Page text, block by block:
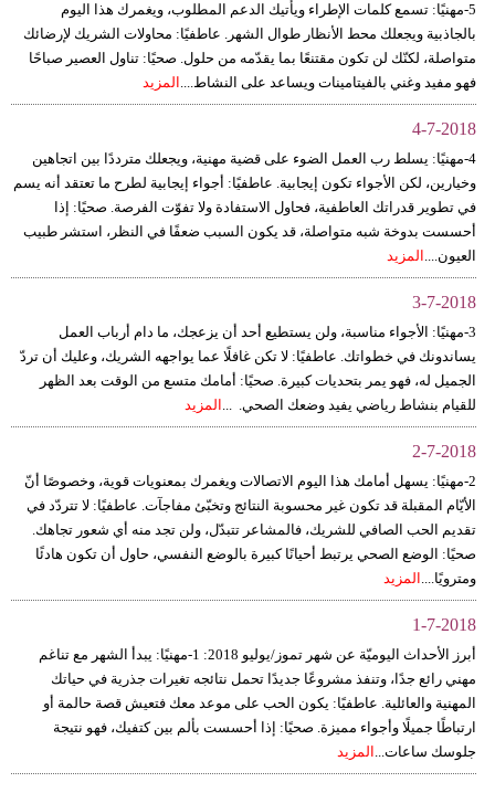
5-مهنيًا: تسمع كلمات الإطراء ويأتيك الدعم المطلوب، ويغمرك هذا اليوم
بالجاذبية ويجعلك محط الأنظار طوال الشهر. عاطفيًا: محاولات الشريك لإرضائك
متواصلة، لكنّك لن تكون مقتنعًا بما يقدّمه من حلول. صحيًا: تناول العصير صباحًا
فهو مفيد وغني بالفيتامينات ويساعد على النشاط.... المزيد
4-7-2018
4-مهنيًا: يسلط رب العمل الضوء على قضية مهنية، ويجعلك مترددًا بين اتجاهين
وخيارين، لكن الأجواء تكون إيجابية. عاطفيًا: أجواء إيجابية لطرح ما تعتقد أنه يسم
في تطوير قدراتك العاطفية، فحاول الاستفادة ولا تفوّت الفرصة. صحيًا: إذا
أحسست بدوخة شبه متواصلة، قد يكون السبب ضعفًا في النظر، استشر طبيب
العيون.... المزيد
3-7-2018
3-مهنيًا: الأجواء مناسبة، ولن يستطيع أحد أن يزعجك، ما دام أرباب العمل
يساندونك في خطواتك. عاطفيًا: لا تكن غافلًا عما يواجهه الشريك، وعليك أن تردّ
الجميل له، فهو يمر بتحديات كبيرة. صحيًا: أمامك متسع من الوقت بعد الظهر
للقيام بنشاط رياضي يفيد وضعك الصحي. ... المزيد
2-7-2018
2-مهنيًا: يسهل أمامك هذا اليوم الاتصالات ويغمرك بمعنويات قوية، وخصوصًا أنّ
الأيّام المقبلة قد تكون غير محسوبة النتائج وتخبّئ مفاجآت. عاطفيًا: لا تتردّد في
تقديم الحب الصافي للشريك، فالمشاعر تتبدّل، ولن تجد منه أي شعور تجاهك.
صحيًا: الوضع الصحي يرتبط أحيانًا كبيرة بالوضع النفسي، حاول أن تكون هادئًا
ومترويًا.... المزيد
1-7-2018
أبرز الأحداث اليوميّة عن شهر تموز/يوليو 2018: 1-مهنيًا: يبدأ الشهر مع تناغم
مهني رائع جدًا، وتنفذ مشروعًا جديدًا تحمل نتائجه تغيرات جذرية في حياتك
المهنية والعائلية. عاطفيًا: يكون الحب على موعد معك فتعيش قصة حالمة أو
ارتباطًا جميلًا وأجواء مميزة. صحيًا: إذا أحسست بألم بين كتفيك، فهو نتيجة
جلوسك ساعات... المزيد